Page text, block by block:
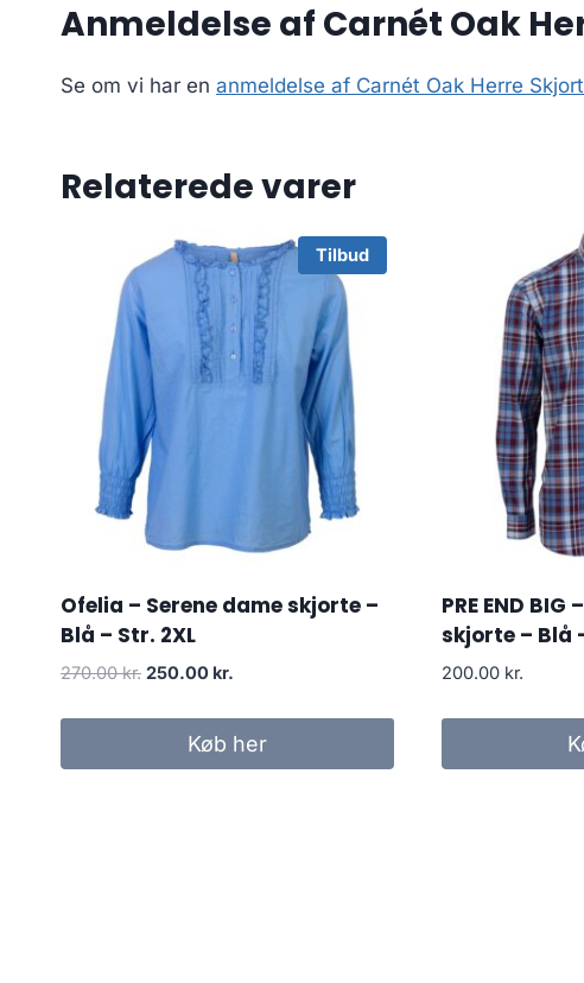
Anmeldelse af Carnét Oak
Se om vi har en anmeldelse af Carnét Oak Herre
Relaterede varer
Tilbud
Ofelia – Serene dame skjorte –
Blå – Str. 2XL
270.00kr. Original
270.00 kr..
250.00 kr.
250.00 kr..
Køb her
PRE END
skjorte – Blå
200.00 kr.